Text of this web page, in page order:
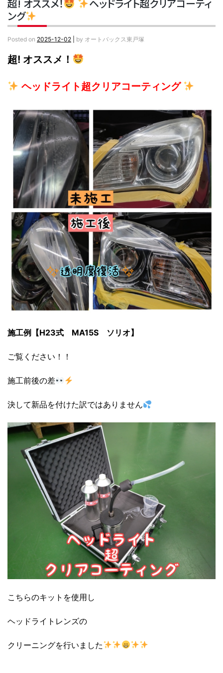
超! オススメ！
ヘッドライト超クリアコーティ
ング
Posted on 2025-12-02 by オートバックス東戸塚
超! オススメ！
ヘッドライト超クリアコーティング
施工例【H23式 MA15S ソリオ】
ご覧ください！！
施工前後の差
決して新品を付けた訳ではありません
こちらのキットを使用し
ヘッドライトレンズの
クリーニングを行いました